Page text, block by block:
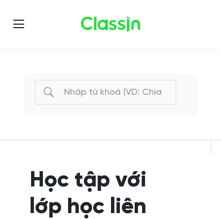
Học tập với
lớp học liên